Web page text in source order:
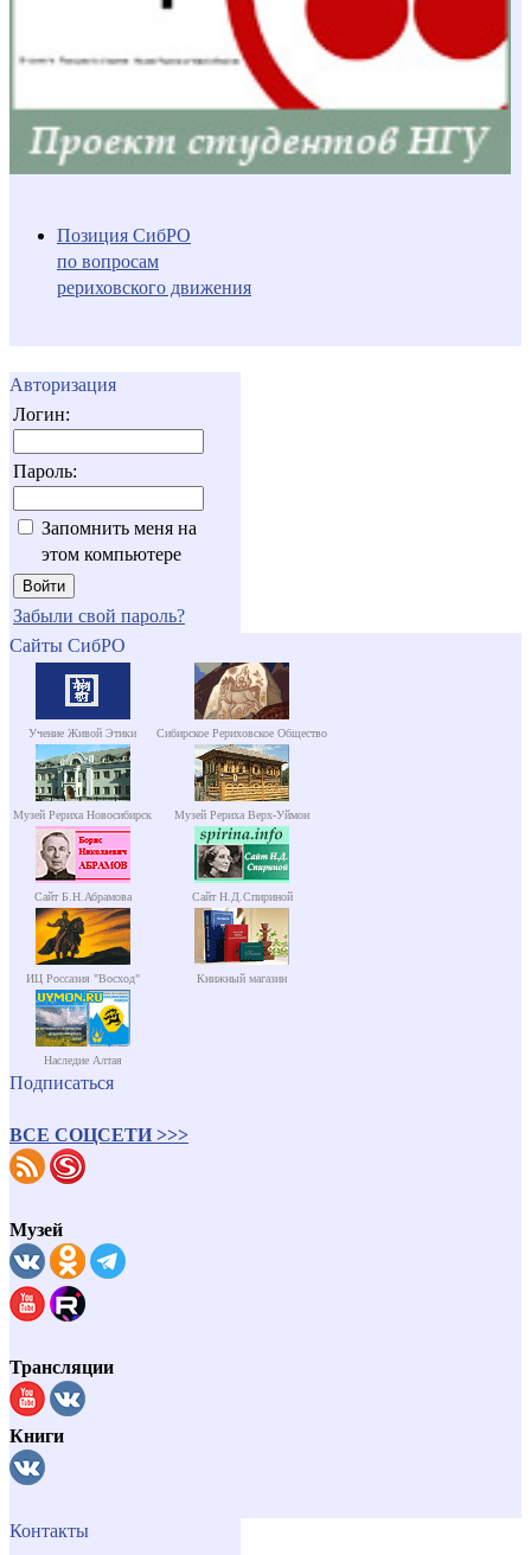
Позиция СибРО
по вопросам
рериховского движения
Авторизация
Логин:
Пароль:
Запомнить меня на
этом компьютере
Забыли свой пароль?
Сайты СибРО
Учение Живой Этики Сибирское Рериховское Общество
Музей Рериха Новосибирск Музей Рериха Верх-Уймон
Сайт Б.Н.Абрамова Сайт Н.Д.Спириной
ИЦ Россазия "Восход" Книжный магазин
Наследие Алтая
Подписаться
ВСЕ СОЦСЕТИ >>>
Музей
Трансляции
Книги
Контакты